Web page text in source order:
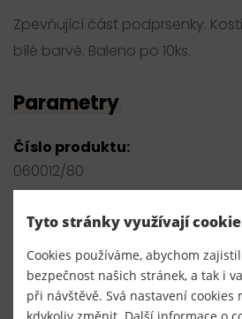
Zpevňující část podprsenky.
bílé barvě. Baleno po 10ks.
Parametry
Číslo produktu:
060012/80
Dodavatel
TKACZIK s.r.o.
Tyto stránky využívají
Cookies používáme, abychom
bezpečnost našich stránek, a tak i
při návštěvě. Svá nastavení cookies